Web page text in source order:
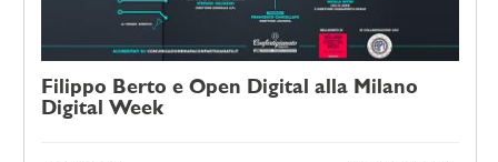
Filippo Berto e Open Digital alla Milano
Digital Week